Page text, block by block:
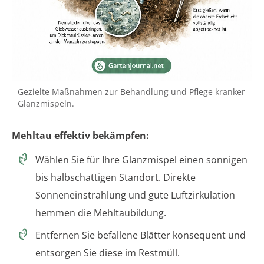
Gezielte Maßnahmen zur Behandlung und Pflege kranker
Glanzmispeln.
Mehltau effektiv bekämpfen:
Wählen Sie für Ihre Glanzmispel einen sonnigen
bis halbschattigen Standort. Direkte
Sonneneinstrahlung und gute Luftzirkulation
hemmen die Mehltaubildung.
Entfernen Sie befallene Blätter konsequent und
entsorgen Sie diese im Restmüll.